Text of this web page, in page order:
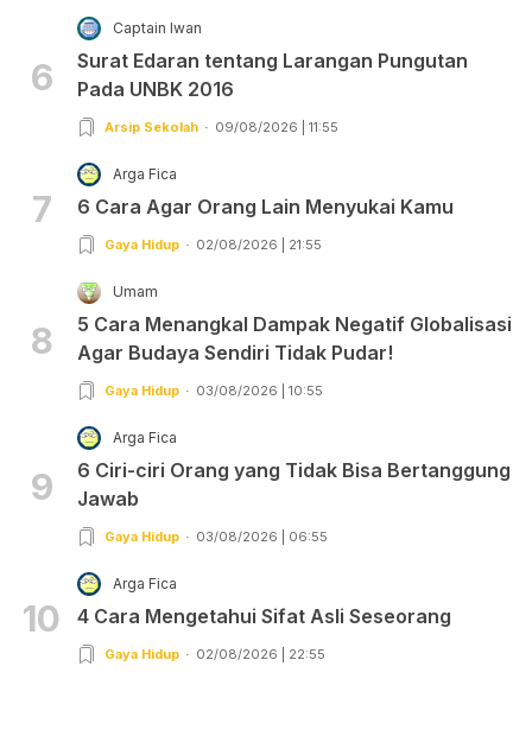
6
Captain Iwan
Surat Edaran tentang Larangan Pungutan
Pada UNBK 2016
Arsip Sekolah 09/08/2026 | 11:55
7
Arga Fica
6 Cara Agar Orang Lain Menyukai Kamu
Gaya Hidup 02/08/2026 | 21:55
8
Umam
5 Cara Menangkal Dampak Negatif Globalisasi
Agar Budaya Sendiri Tidak Pudar!
Gaya Hidup 03/08/2026 | 10:55
9
Arga Fica
6 Ciri-ciri Orang yang Tidak Bisa Bertanggung
Jawab
Gaya Hidup 03/08/2026 | 06:55
10
Arga Fica
4 Cara Mengetahui Sifat Asli Seseorang
Gaya Hidup 02/08/2026 | 22:55